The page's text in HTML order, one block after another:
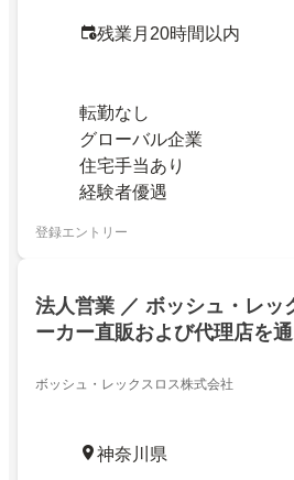
残業月20時間以内
転勤なし
グローバル企業
住宅手当あり
経験者優遇
登録エントリー
法人営業 ／ ボッシュ・レッ
ーカー直販および代理店を
ボッシュ・レックスロス株式会社
神奈川県